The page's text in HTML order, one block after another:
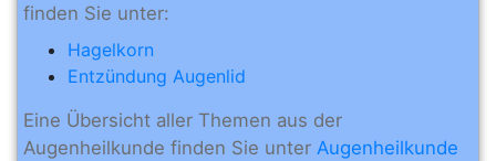
finden Sie unter:
Hagelkorn
Entzündung Augenlid
Eine Übersicht aller Themen aus der
Augenheilkunde finden Sie unter Augenheilkunde